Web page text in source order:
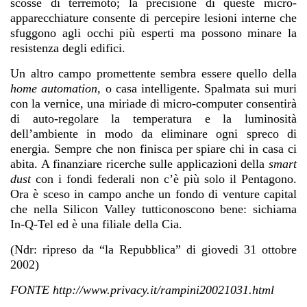
scosse di terremoto; la precisione di queste micro-
apparecchiature consente di percepire lesioni interne che
sfuggono agli occhi più esperti ma possono minare la
resistenza degli edifici.
Un altro campo promettente sembra essere quello della
home automation, o casa intelligente. Spalmata sui muri
con la vernice, una miriade di micro-computer consentirà
di auto-regolare la temperatura e la luminosità
dell’ambiente in modo da eliminare ogni spreco di
energia. Sempre che non finisca per spiare chi in casa ci
abita. A finanziare ricerche sulle applicazioni della smart
dustcon i fondi federali non c’è più solo il Pentagono.
Ora è sceso in campo anche un fondo di venture capital
che nella Silicon Valley tutticonoscono bene: sichiama
In-Q-Tel ed è una filiale della Cia.
(Ndr: ripreso da “la Repubblica” di giovedi 31 ottobre
2002)
FONTE http://www.privacy.it/rampini20021031.html